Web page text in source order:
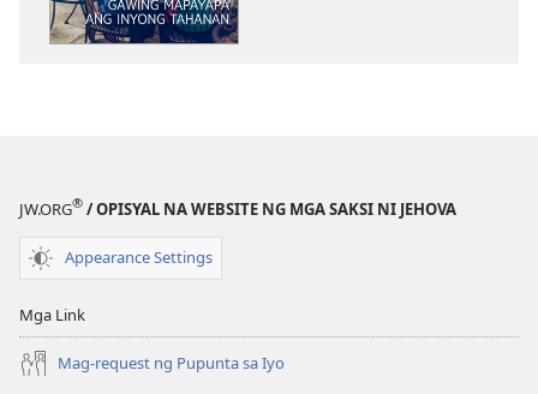
TahananTahanan
JW.ORG® / OPISYAL NA WEBSITE NG MGA SAKSI NI JEHOVA
Appearance Settings
Mga Link
Mag-request ng Pupunta sa Iyo